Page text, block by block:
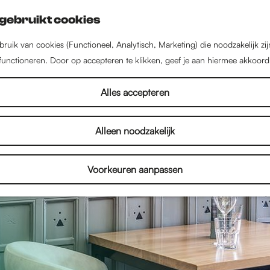
cookies
van cookies (Functioneel, Analytisch, Marketing) die noodzakelijk
Door op accepteren te klikken, geef je aan hiermee
Alles accepteren
Alleen noodzakelijk
Voorkeuren aanpassen